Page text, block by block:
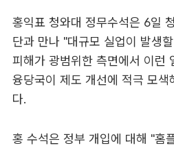
홍익표 청와대 정무수석은 6일
단과 만나 "대규모 실업이 발생
피해가 광범위한 측면에서 이런
융당국이 제도 개선에 적극 모색
다.
홍 수석은 정부 개입에 대해 "홈